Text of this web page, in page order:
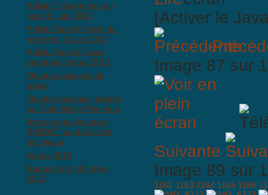
Article Télégramme du
jeudi 6 Juin 2013
Article Ouest France du
mercredi 5 Juin 2013
Article Ouest France
vendredi 8 mars 2013
Quatre passages de
grade
Quatre nouveaux gradés
au Club Aïkido Ploemeur
Interview de Jacques
BARDET au-delà de la
technique
Voeux 2013
Repas de fin d'année
2012
[Activer le
Image 87 sur
Suivante
Image 89 sur
1162 1163 1164 1165 1166